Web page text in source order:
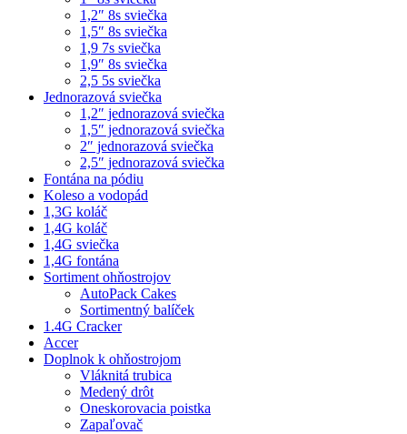
1,2″ 8s sviečka
1,5″ 8s sviečka
1,9 7s sviečka
1,9″ 8s sviečka
2,5 5s sviečka
Jednorazová sviečka
1,2″ jednorazová sviečka
1,5″ jednorazová sviečka
2″ jednorazová sviečka
2,5″ jednorazová sviečka
Fontána na pódiu
Koleso a vodopád
1,3G koláč
1,4G koláč
1,4G sviečka
1,4G fontána
Sortiment ohňostrojov
AutoPack Cakes
Sortimentný balíček
1.4G Cracker
Accer
Doplnok k ohňostrojom
Vláknitá trubica
Medený drôt
Oneskorovacia poistka
Zapaľovač